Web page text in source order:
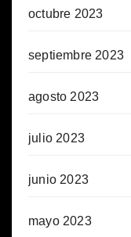
octubre 2023
septiembre 2023
agosto 2023
julio 2023
junio 2023
mayo 2023